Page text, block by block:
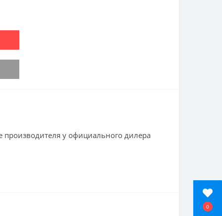
0
у официального дилера